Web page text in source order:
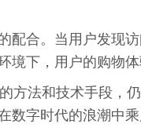
合。当用户发现
下，用户的购物体
方法和技术手段，
字时代的浪潮中